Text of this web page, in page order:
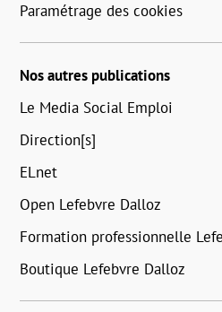
Paramétrage des cookies
Nos autres publications
Le Media Social Emploi
Direction[s]
ELnet
Open Lefebvre Dalloz
Formation professionnelle
Boutique Lefebvre Dalloz